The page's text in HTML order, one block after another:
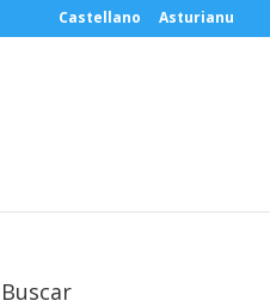
Castellano Asturianu
Buscar